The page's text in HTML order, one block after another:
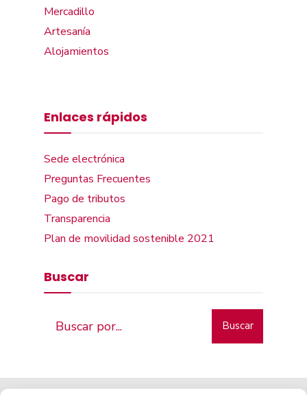
Mercadillo
Artesanía
Alojamientos
Enlaces rápidos
Sede electrónica
Preguntas Frecuentes
Pago de tributos
Transparencia
Plan de movilidad sostenible 2021
Buscar
Buscar